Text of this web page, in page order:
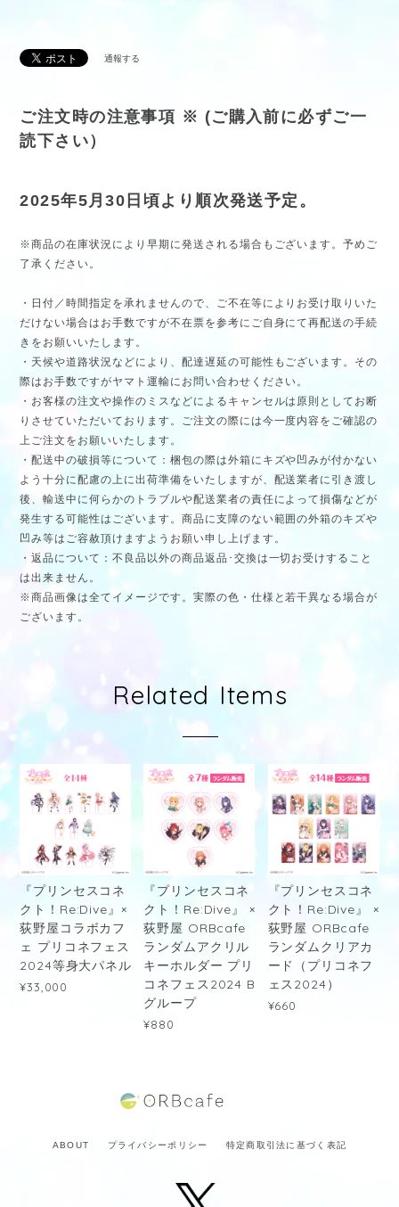
通報する
ご注文時の注意事項 ※ (ご購入前に必ずご一
読下さい）
2025年5月30日頃より順次発送予定。
※商品の在庫状況により早期に発送される場合もございます。予めご
了承ください。
・日付／時間指定を承れませんので、ご不在等によりお受け取りいた
だけない場合はお手数ですが不在票を参考にご自身にて再配送の手続
きをお願いいたします。
・天候や道路状況などにより、配達遅延の可能性もございます。その
際はお手数ですがヤマト運輸にお問い合わせください。
・お客様の注文や操作のミスなどによるキャンセルは原則としてお断
りさせていただいております。ご注文の際には今一度内容をご確認の
上ご注文をお願いいたします。
・配送中の破損等について：梱包の際は外箱にキズや凹みが付かない
よう十分に配慮の上に出荷準備をいたしますが、配送業者に引き渡し
後、輸送中に何らかのトラブルや配送業者の責任によって損傷などが
発生する可能性はございます。商品に支障のない範囲の外箱のキズや
凹み等はご容赦頂けますようお願い申し上げます。
・返品について：不良品以外の商品返品･交換は一切お受けすること
は出来ません。
※商品画像は全てイメージです。実際の色・仕様と若干異なる場合が
ございます。
Related Items
『プリンセスコネ
クト！Re:Dive』×
荻野屋コラボカフ
ェ プリコネフェス
2024等身大パネル
¥33,000
『プリンセスコネ
クト！Re:Dive』 ×
荻野屋 ORBcafe
ランダムアクリル
キーホルダー プリ
コネフェス2024 B
グループ
¥880
『プリンセスコネ
クト！Re:Dive』 ×
荻野屋 ORBcafe
ランダムクリアカ
ード（プリコネフ
ェス2024）
¥660
ABOUT プライバシーポリシー 特定商取引法に基づく表記